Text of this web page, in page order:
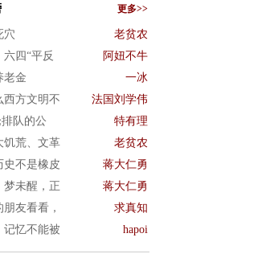
更多>>
穴 老贫农
四“平反 阿妞不牛
老金 一冰
西方文明不 法国刘学伟
队的公 特有理
饥荒、文革 老贫农
史不是橡皮 蒋大仁勇
未醒，正 蒋大仁勇
友看看， 求真知
记忆不能被 hapoi